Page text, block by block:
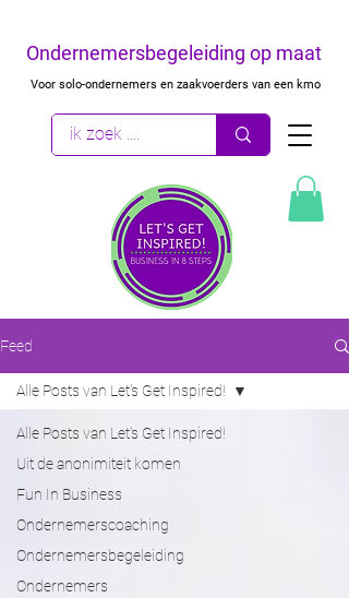
Ondernemersbegeleiding op maat
Voor solo-ondernemers en zaakvoerders van een kmo
Feed
Alle Posts van Let's Get Inspired!
Uit de anonimiteit komen
Fun In Business
Ondernemerscoaching
Ondernemersbegeleiding
Ondernemers
Alle Posts van Let's Get Inspired!